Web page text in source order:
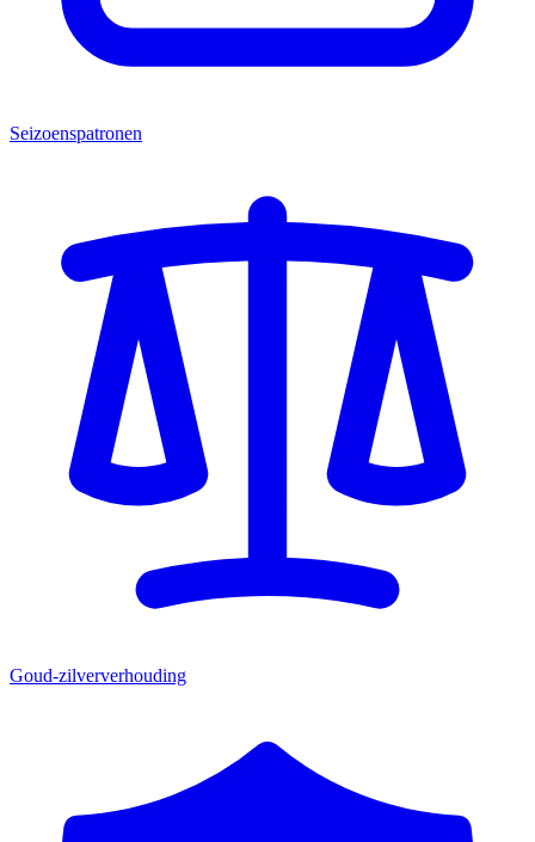
Seizoenspatronen
Goud-zilververhouding